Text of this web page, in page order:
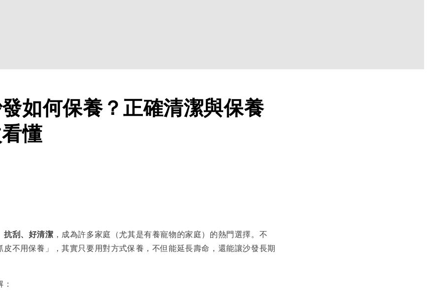
如何保養？正確清潔與保養
懂
抗刮、好清潔 ，成為許多家庭（尤其是有養寵物的家庭）的熱門選擇。不
皮不用保養」，其實只要用對方式保養，不但能延長壽命，還能讓沙發長期